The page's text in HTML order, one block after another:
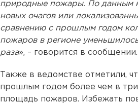
природные пожары. По данным
новых очагов или
сравнению с прошлым годом
пожаров в регионе
раза», – говорится в сообщении.
Также в ведомстве отметили,
прошлым годом более чем в
площадь пожаров. Избежать